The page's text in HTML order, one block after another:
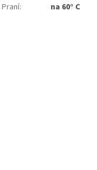
Praní: na 60° C